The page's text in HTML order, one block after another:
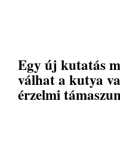
Egy új kutatás
válhat a kutya
érzelmi